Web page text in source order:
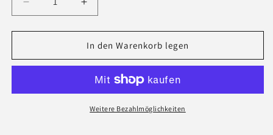
Verringere
die
Menge
Lange
silbernem
Erhöhe
die
Menge
für
Lange
Perlenkette
mit
silbernem
Blatt-
In den Warenkorb legen
Weitere Bezahlmöglichkeiten